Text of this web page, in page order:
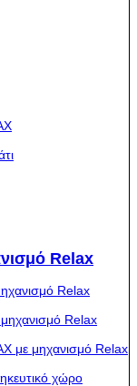
Relax
Relax
μηχανισμό Relax
με μηχανισμό Relax
χώρο